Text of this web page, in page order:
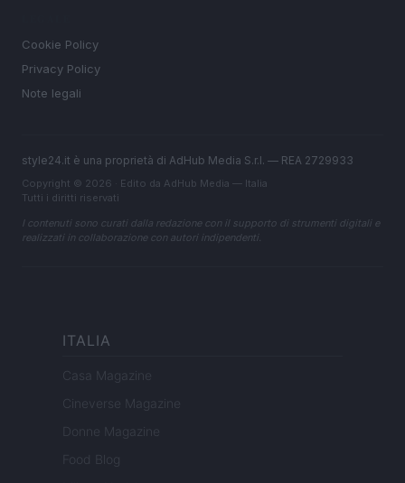
Cookie Policy
Privacy Policy
Note legali
style24.it è una proprietà di AdHub Media S.r.l. — REA 2729933
Copyright © 2026 · Edito da AdHub Media — Italia
Tutti i diritti riservati
I contenuti sono curati dalla redazione con il supporto di strumenti digitali e
realizzati in collaborazione con autori indipendenti.
ITALIA
Casa Magazine
Cineverse Magazine
Donne Magazine
Food Blog